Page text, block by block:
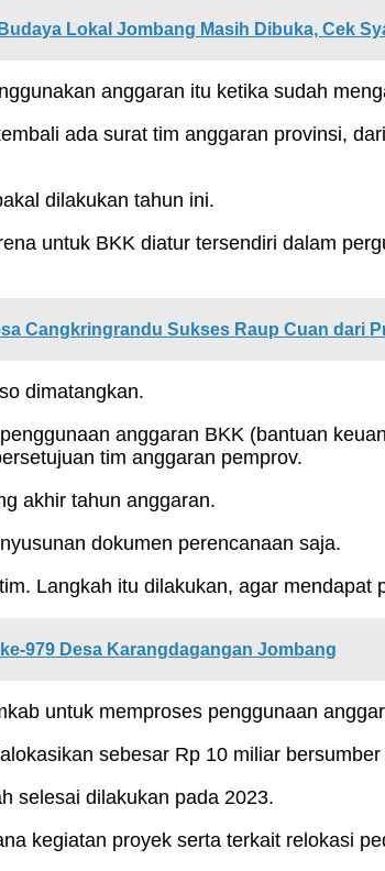
Lokal Jombang Masih Dibuka, Cek
anggaran itu ketika sudah
ada surat tim anggaran provinsi,
dilakukan tahun ini.
untuk BKK diatur tersendiri dalam
Cangkringrandu Sukses Raup Cuan dari
dimatangkan.
anggaran BKK (bantuan
tim anggaran pemprov.
akhir tahun anggaran.
dokumen perencanaan saja.
Langkah itu dilakukan, agar mendapat
979 Desa Karangdagangan Jombang
untuk memproses penggunaan
sebesar Rp 10 miliar
selesai dilakukan pada 2023.
kegiatan proyek serta terkait relokasi